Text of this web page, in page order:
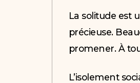
La solitude est
précieuse.
promener. À
L’isolement